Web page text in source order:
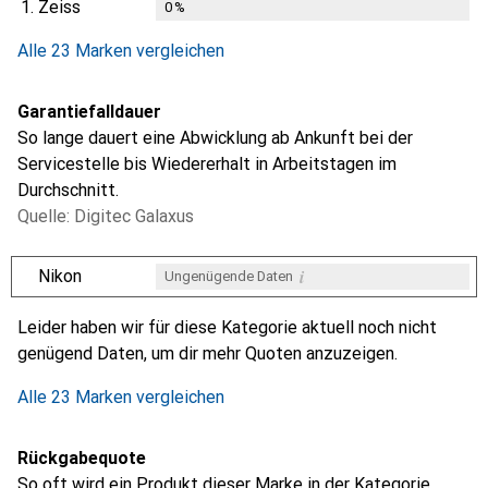
1. Zeiss 0%
Alle 23 Marken vergleichen
Garantiefalldauer
So lange dauert eine Abwicklung ab Ankunft bei der
Servicestelle bis Wiedererhalt in Arbeitstagen im
Durchschnitt.
Quelle: Digitec Galaxus
Nikon Ungenügende Daten i
iiii
Leider haben wir für diese Kategorie aktuell noch nicht
genügend Daten, um dir mehr Quoten anzuzeigen.
Alle 23 Marken vergleichen
Rückgabequote
So oft wird ein Produkt dieser Marke in der Kategorie